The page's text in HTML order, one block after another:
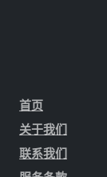
首页
关于我们
联系我们